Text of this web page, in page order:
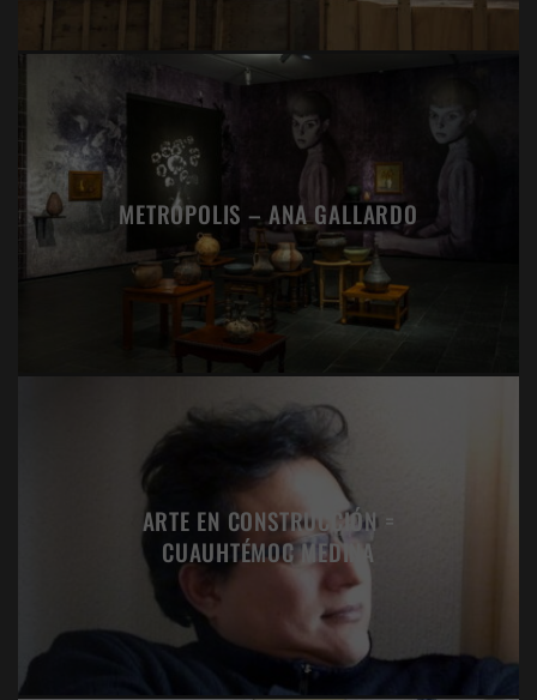
METRÓPOLIS – ANA GALLARDO
ARTE EN CONSTRUCCIÓN =
CUAUHTÉMOC MEDINA